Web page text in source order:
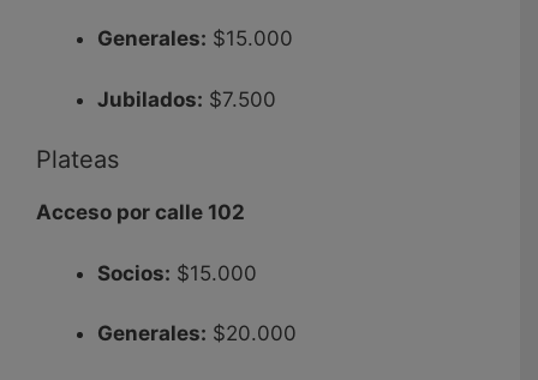
Generales: $15.000
Jubilados: $7.500
Plateas
Acceso por calle 102
Socios: $15.000
Generales: $20.000